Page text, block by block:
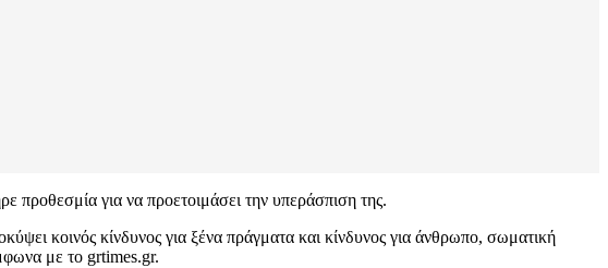
προθεσμία για να προετοιμάσει την υπεράσπιση της.
κοινός κίνδυνος για ξένα πράγματα και κίνδυνος για άνθρωπο, σωματική
με το grtimes.gr.